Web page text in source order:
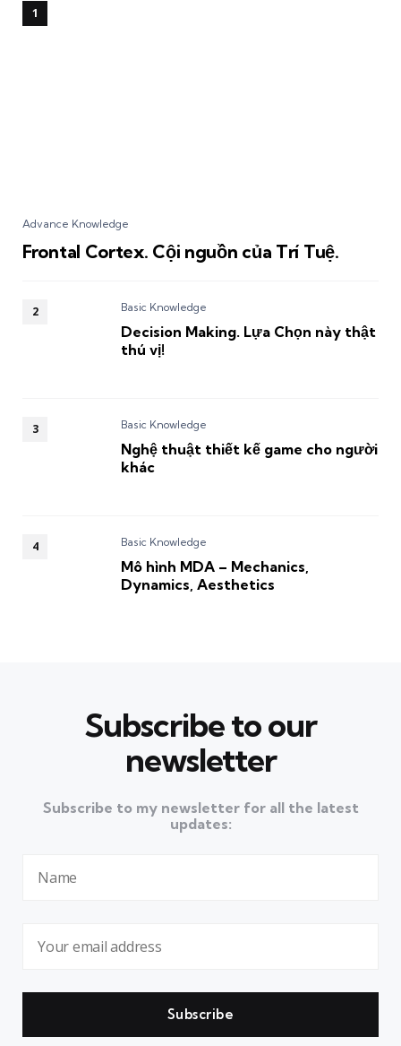
Advance Knowledge
Frontal Cortex. Cội nguồn của Trí Tuệ.
Basic Knowledge
Decision Making. Lựa Chọn này thật
thú vị!
Basic Knowledge
Nghệ thuật thiết kế game cho người
khác
Basic Knowledge
Mô hình MDA – Mechanics,
Dynamics, Aesthetics
Subscribe to our
newsletter
Subscribe to my newsletter for all the latest
updates: